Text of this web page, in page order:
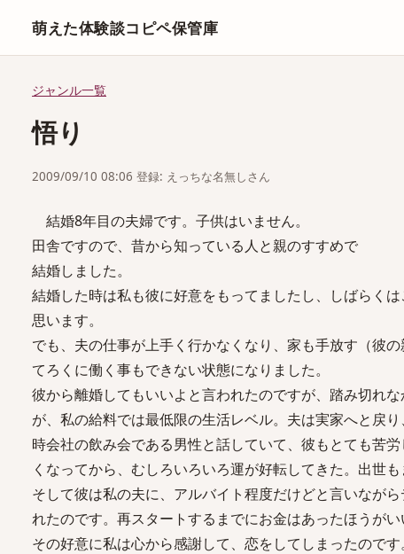
萌えた体験談コピペ保管庫
ジャンル一覧
悟り
2009/09/10 08:06 登録: えっちな名無しさん
結婚8年目の夫婦です。子供はいません。
田舎ですので、昔から知っている人と親のすすめで
結婚しました。
結婚した時は私も彼に好意をもってましたし、しばらく
思います。
でも、夫の仕事が上手く行かなくなり、家も手放す（彼
てろくに働く事もできない状態になりました。
彼から離婚してもいいよと言われたのですが、踏み切れ
が、私の給料では最低限の生活レベル。夫は実家へと戻
時会社の飲み会である男性と話していて、彼もとても苦
くなってから、むしろいろいろ運が好転してきた。出世
そして彼は私の夫に、アルバイト程度だけどと言いなが
れたのです。再スタートするまでにお金はあったほうがい
その好意に私は心から感謝して、恋をしてしまったので